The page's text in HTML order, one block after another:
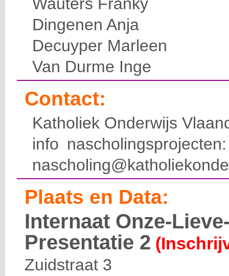
Dingenen Anja
Decuyper Marleen
Van Durme Inge
Contact:
Katholiek Onderwijs
info
Plaats en Data:
Internaat Onze-
Presentatie 2
Zuidstraat 3